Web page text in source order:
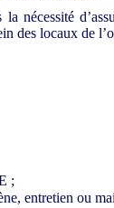
la nécessité
des locaux de
;
entretien ou